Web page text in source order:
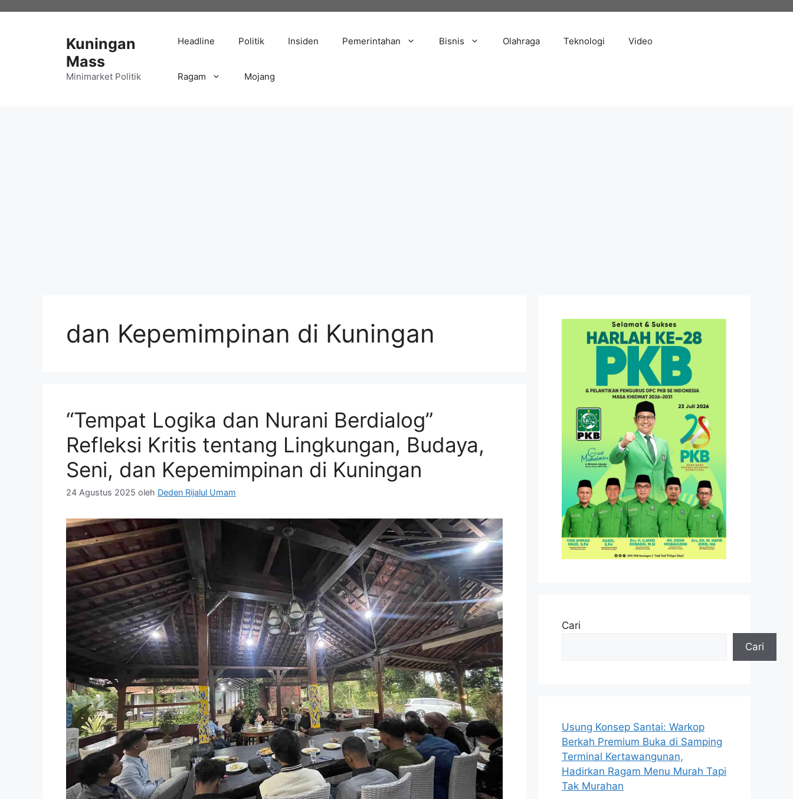
Kuningan
Mass
Minimarket Politik
Headline Politik Insiden Pemerintahan Bisnis Olahraga Teknologi Video
Ragam Mojang
dan Kepemimpinan di Kuningan
“Tempat Logika dan Nurani Berdialog”
Refleksi Kritis tentang Lingkungan, Budaya,
Seni, dan Kepemimpinan di Kuningan
24 Agustus 2025 oleh Deden Rijalul Umam
Cari
Cari
Usung Konsep Santai: Warkop
Berkah Premium Buka di Samping
Terminal Kertawangunan,
Hadirkan Ragam Menu Murah Tapi
Tak Murahan